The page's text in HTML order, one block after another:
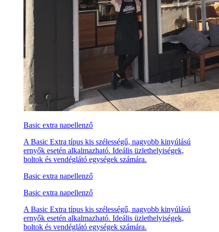
Basic extra napellenző
A Basic Extra típus kis szélességű, nagyobb kinyúlású
ernyők esetén alkalmazható. Ideális üzlethelyiségek,
boltok és vendéglátó egységek számára.
Basic extra napellenző
Basic extra napellenző
A Basic Extra típus kis szélességű, nagyobb kinyúlású
ernyők esetén alkalmazható. Ideális üzlethelyiségek,
boltok és vendéglátó egységek számára.